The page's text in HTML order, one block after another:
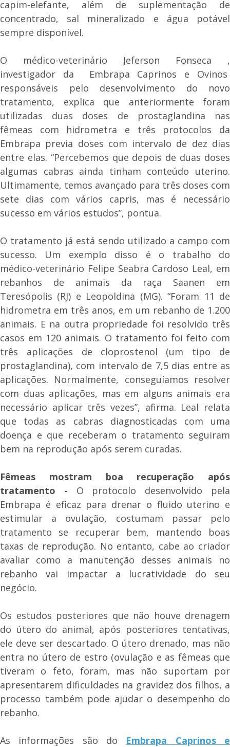
capim-elefante, além de suplementação de
concentrado, sal mineralizado e água potável
sempre disponível.
O médico-veterinário Jeferson Fonseca ,
investigador da Embrapa Caprinos e Ovinos
responsáveis pelo desenvolvimento do novo
tratamento, explica que anteriormente foram
utilizadas duas doses de prostaglandina nas
fêmeas com hidrometra e três protocolos da
Embrapa previa doses com intervalo de dez dias
entre elas. “Percebemos que depois de duas doses
algumas cabras ainda tinham conteúdo uterino.
Ultimamente, temos avançado para três doses com
sete dias com vários capris, mas é necessário
sucesso em vários estudos”, pontua.
O tratamento já está sendo utilizado a campo com
sucesso. Um exemplo disso é o trabalho do
médico-veterinário Felipe Seabra Cardoso Leal, em
rebanhos de animais da raça Saanen em
Teresópolis (RJ) e Leopoldina (MG). “Foram 11 de
hidrometra em três anos, em um rebanho de 1.200
animais. E na outra propriedade foi resolvido três
casos em 120 animais. O tratamento foi feito com
três aplicações de cloprostenol (um tipo de
prostaglandina), com intervalo de 7,5 dias entre as
aplicações. Normalmente, conseguíamos resolver
com duas aplicações, mas em alguns animais era
necessário aplicar três vezes”, afirma. Leal relata
que todas as cabras diagnosticadas com uma
doença e que receberam o tratamento seguiram
bem na reprodução após serem curadas.
Fêmeas mostram boa recuperação após
tratamento - O protocolo desenvolvido pela
Embrapa é eficaz para drenar o fluido uterino e
estimular a ovulação, costumam passar pelo
tratamento se recuperar bem, mantendo boas
taxas de reprodução. No entanto, cabe ao criador
avaliar como a manutenção desses animais no
rebanho vai impactar a lucratividade do seu
negócio.
Os estudos posteriores que não houve drenagem
do útero do animal, após posteriores tentativas,
ele deve ser descartado. O útero drenado, mas não
entra no útero de estro (ovulação e as fêmeas que
tiveram o feto, foram, mas não suportam por
apresentarem dificuldades na gravidez dos filhos, a
processo também pode ajudar o desempenho do
rebanho.
As informações são do Embrapa Caprinos e